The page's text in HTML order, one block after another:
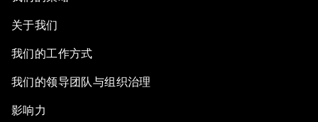
关于我们
我们的工作方式
我们的领导团队与组织治理
影响力